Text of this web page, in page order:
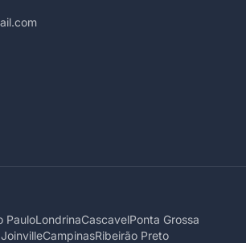
PauloLondrinaCascavelPonta Grossa
JoinvilleCampinasRibeirão Preto